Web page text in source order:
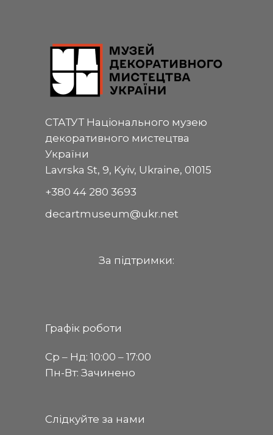
СТАТУТ Національного музею
декоративного мистецтва
України
Lavrska St, 9, Kyiv, Ukraine, 01015
+380 44 280 3693
decartmuseum@ukr.net
За пiдтримки:
Графік роботи
Ср ‒ Нд: 10:00 ‒ 17:00
Пн-Вт: Зачинено
Слідкуйте за нами